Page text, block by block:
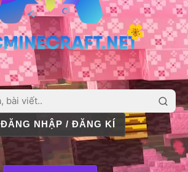
ĐĂNG NHẬP / ĐĂNG KÍ